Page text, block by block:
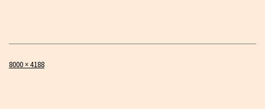
Täysikokoinen
8000 × 4188